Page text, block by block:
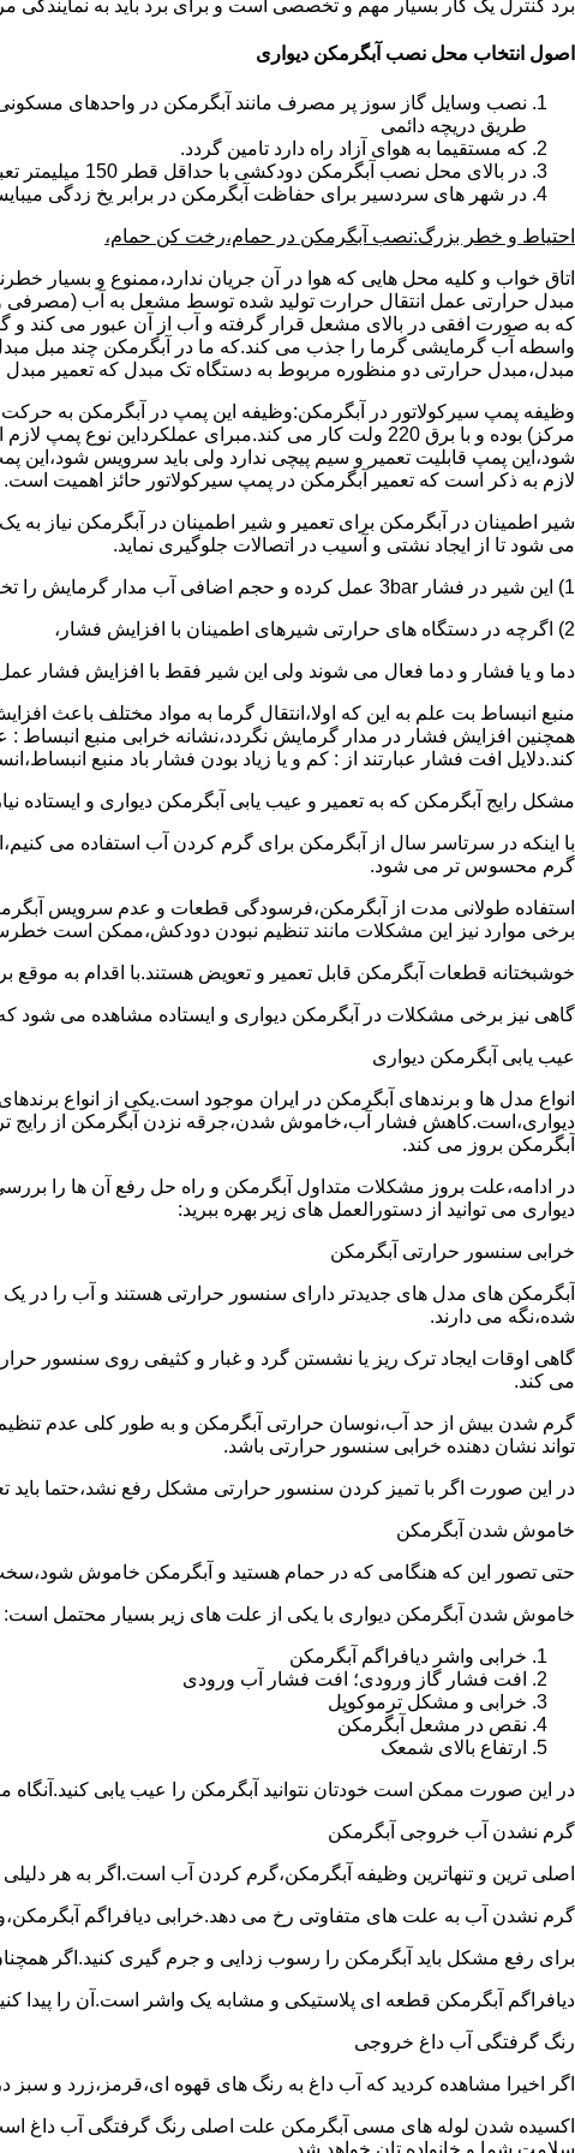
برد کنترل یک کار بسیار مهم و تخصصی است و برای برد باید به
اصول انتخاب محل نصب آبگرمکن دیواری
طریق دریچه دائمی
که مستقیما به هوای آزاد راه دارد تامین گردد.
در بالای محل نصب آبگرمکن دودکشی با حداقل قطر 150 میلیمتر تعبیه شده باشد.
در شهر های سردسیر برای حفاظت آبگرمکن در برابر یخ زدگی
احتیاط و خطر بزرگ:نصب آبگرمکن در حمام،رخت کن حمام،
اتاق خواب و کلیه محل هایی که هوا در آن جریان ندارد،ممنوع و بسیار
مبدل حرارتی عمل انتقال حرارت تولید شده توسط مشعل به آب
که به صورت افقی در بالای مشعل قرار گرفته و آب از آن عبور می کند
واسطه آب گرمایشی گرما را جذب می کند.که ما در آبگرمکن چند مبل مبدل
مبدل،مبدل حرارتی دو منظوره مربوط به دستگاه تک مبدل که تعمیر
وظیفه پمپ سیرکولاتور در آبگرمکن:وظیفه این پمپ در آبگرمکن به
مرکز) بوده و با برق 220 ولت کار می کند.مبرای
شود،این پمپ قابلیت تعمیر و سیم پیچی ندارد ولی باید سرویس
لازم به ذکر است که تعمیر آبگرمکن در پمپ سیرکولاتور حائز اهمیت است.
شیر اطمینان در آبگرمکن برای تعمیر و شیر اطمینان در آبگرمکن نیاز
می شود تا از ایجاد نشتی و آسیب در اتصالات جلوگیری نماید.
1) این شیر در فشار 3bar عمل کرده و حجم اضافی آب مدار گرمایش را تخلیه می کند.
2) اگرچه در دستگاه های حرارتی شیرهای اطمینان با افزایش فشار،
دما و یا فشار و دما فعال می شوند ولی این شیر فقط با افزایش فشار
منبع انبساط بت علم به این که اولا،انتقال گرما به مواد مختلف باعث
همچنین افزایش فشار در مدار گرمایش نگردد،نشانه خرابی منبع
کند.دلایل افت فشار عبارتند از : کم و یا زیاد بودن فشار باد منبع
مشکل رایج آبگرمکن که به تعمیر و عیب یابی آبگرمکن دیواری و ایستاده
با اینکه در سرتاسر سال از آبگرمکن برای گرم کردن آب استفاده می
گرم محسوس تر می شود.
استفاده طولانی مدت از آبگرمکن،فرسودگی قطعات و عدم سرویس
برخی موارد نیز این مشکلات مانند تنظیم نبودن دودکش،ممکن است
خوشبختانه قطعات آبگرمکن قابل تعمیر و تعویض هستند.با اقدام به
گاهی نیز برخی مشکلات در آبگرمکن دیواری و ایستاده مشاهده می شود
عیب یابی آبگرمکن دیواری
انواع مدل ها و برندهای آبگرمکن در ایران موجود است.یکی از انواع
دیواری،است.کاهش فشار آب،خاموش شدن،جرقه نزدن آبگرمکن از رایج
آبگرمکن بروز می کند.
در ادامه،علت بروز مشکلات متداول آبگرمکن و راه حل رفع آن ها را
دیواری می توانید از دستورالعمل های زیر بهره ببرید:
خرابی سنسور حرارتی آبگرمکن
آبگرمکن های مدل های جدیدتر دارای سنسور حرارتی هستند و آب را در
شده،نگه می دارند.
گاهی اوقات ایجاد ترک ریز یا نشستن گرد و غبار و کثیفی روی سنسور
می کند.
گرم شدن بیش از حد آب،نوسان حرارتی آبگرمکن و به طور کلی عدم
تواند نشان دهنده خرابی سنسور حرارتی باشد.
در این صورت اگر با تمیز کردن سنسور حرارتی مشکل رفع نشد،حتما باید
خاموش شدن آبگرمکن
حتی تصور این که هنگامی که در حمام هستید و آبگرمکن خاموش
خاموش شدن آبگرمکن دیواری با یکی از علت های زیر بسیار محتمل است:
خرابی واشر دیافراگم آبگرمکن
افت فشار گاز ورودی؛ افت فشار آب ورودی
خرابی و مشکل ترموکوپل
نقص در مشعل آبگرمکن
ارتفاع بالای شمعک
در این صورت ممکن است خودتان نتوانید آبگرمکن را عیب یابی
گرم نشدن آب خروجی آبگرمکن
اصلی ترین و تنهاترین وظیفه آبگرمکن،گرم کردن آب است.اگر به هر
گرم نشدن آب به علت های متفاوتی رخ می دهد.خرابی دیافراگم
برای رفع مشکل باید آبگرمکن را رسوب زدایی و جرم گیری کنید.اگر
دیافراگم آبگرمکن قطعه ای پلاستیکی و مشابه یک واشر است.آن را پیدا
رنگ گرفتگی آب داغ خروجی
اگر اخیرا مشاهده کردید که آب داغ به رنگ های قهوه ای،قرمز،زرد و
اکسیده شدن لوله های مسی آبگرمکن علت اصلی رنگ گرفتگی آب داغ
سلامت شما و خانواده تان خواهد شد.